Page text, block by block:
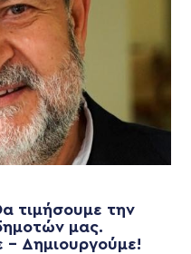
τιμήσουμε την
μας.
Δημιουργούμε!